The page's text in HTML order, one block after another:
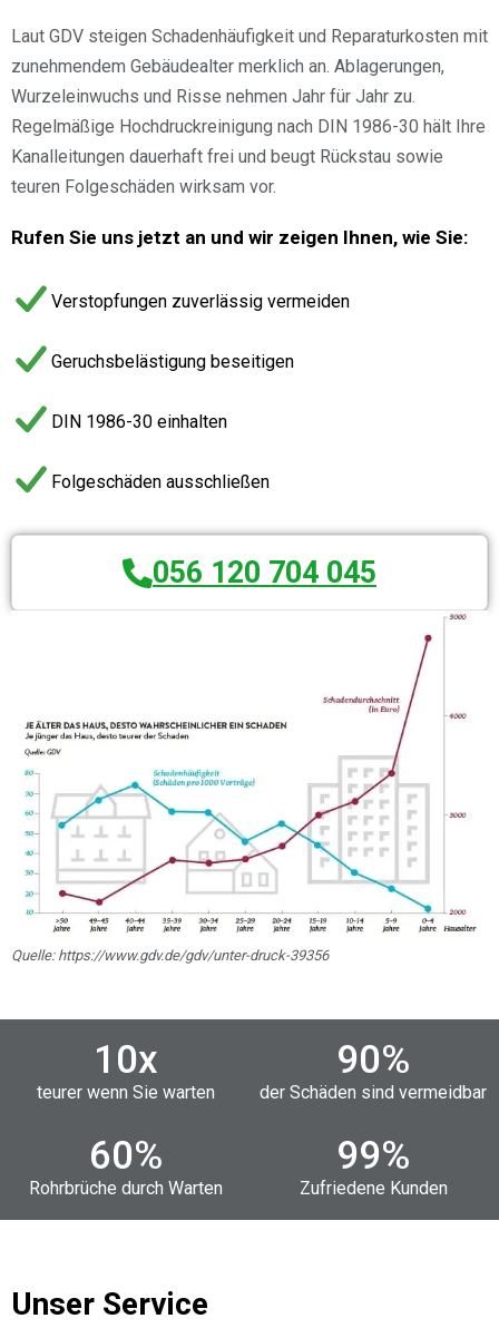
Quelle: https://www.gdv.de/gdv/unter-druck-39356
Laut GDV steigen Schadenhäufigkeit und Reparaturkosten mit
zunehmendem Gebäudealter merklich an. Ablagerungen,
Wurzeleinwuchs und Risse nehmen Jahr für Jahr zu.
Regelmäßige Hochdruckreinigung nach DIN 1986-30 hält Ihre
Kanalleitungen dauerhaft frei und beugt Rückstau sowie
teuren Folgeschäden wirksam vor.
Rufen Sie uns jetzt an und wir zeigen Ihnen, wie Sie:
Verstopfungen zuverlässig vermeiden
Geruchsbelästigung beseitigen
DIN 1986-30 einhalten
Folgeschäden ausschließen
056 120 704 045
10x
teurer wenn Sie warten
90%
der Schäden sind vermeidbar
60%
Rohrbrüche durch Warten
99%
Zufriedene Kunden
Unser Service